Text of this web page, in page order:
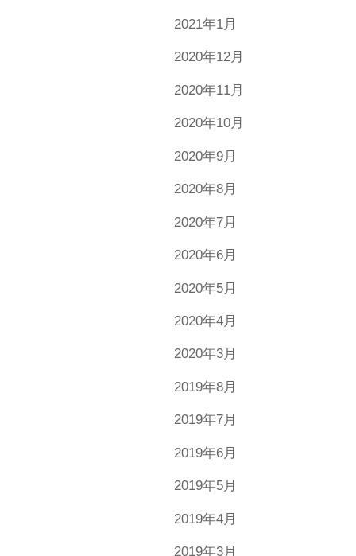
2021年1月
2020年12月
2020年11月
2020年10月
2020年9月
2020年8月
2020年7月
2020年6月
2020年5月
2020年4月
2020年3月
2019年8月
2019年7月
2019年6月
2019年5月
2019年4月
2019年3月